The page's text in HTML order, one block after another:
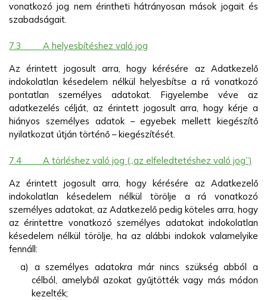
vonatkozó jog nem érintheti hátrányosan mások jogait és
szabadságait.
7.3 A helyesbítéshez való jog
Az érintett jogosult arra, hogy kérésére az Adatkezelő
indokolatlan késedelem nélkül helyesbítse a rá vonatkozó
pontatlan személyes adatokat. Figyelembe véve az
adatkezelés célját, az érintett jogosult arra, hogy kérje a
hiányos személyes adatok – egyebek mellett kiegészítő
nyilatkozat útján történő – kiegészítését.
7.4 A törléshez való jog („az elfeledtetéshez való jog”)
Az érintett jogosult arra, hogy kérésére az Adatkezelő
indokolatlan késedelem nélkül törölje a rá vonatkozó
személyes adatokat, az Adatkezelő pedig köteles arra, hogy
az érintettre vonatkozó személyes adatokat indokolatlan
késedelem nélkül törölje, ha az alábbi indokok valamelyike
fennáll:
a) a személyes adatokra már nincs szükség abból a
célból, amelyből azokat gyűjtötték vagy más módon
kezelték;